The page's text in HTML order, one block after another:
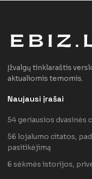
Įžvalgų tinklaraštis
aktualiomis temomis.
Naujausi įrašai
54 geriausios dvasinės
56 lojalumo citatos,
pasitikėjimą
6 sėkmės istorijos,